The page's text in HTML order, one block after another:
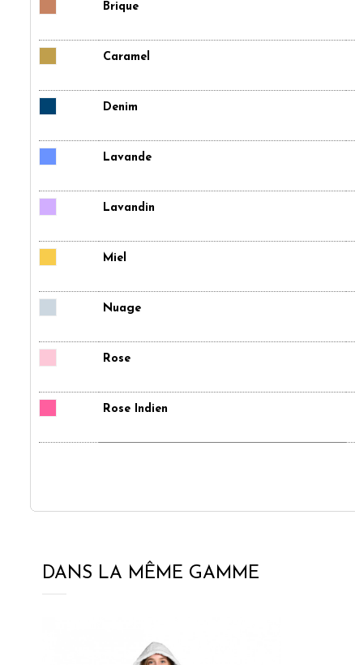
Brique
Caramel
Denim
Lavande
Lavandin
Miel
Nuage
Rose
Rose Indien
DANS LA MÊME GAMME